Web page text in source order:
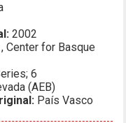
2002
Center for Basque
6
(AEB)
País Vasco